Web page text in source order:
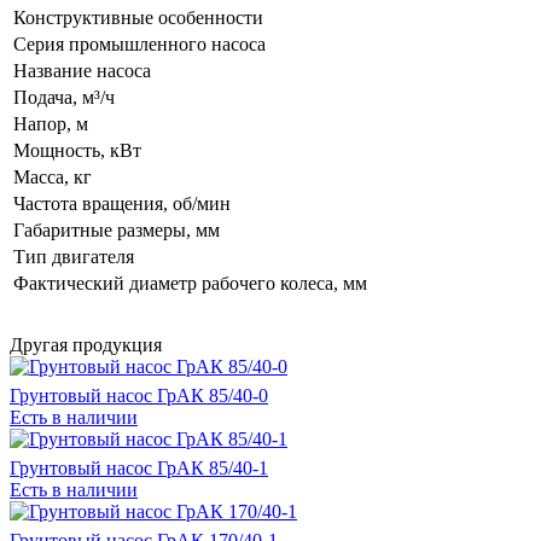
Конструктивные особенности
Серия промышленного насоса
Название насоса
Подача, м³/ч
Напор, м
Мощность, кВт
Масса, кг
Частота вращения, об/мин
Габаритные размеры, мм
Тип двигателя
Фактический диаметр рабочего колеса, мм
Другая продукция
Грунтовый насос ГрАК 85/40-0
Есть в наличии
Грунтовый насос ГрАК 85/40-1
Есть в наличии